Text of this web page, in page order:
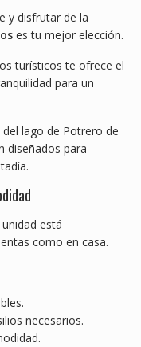
y disfrutar de la
es tu mejor elección.
turísticos te ofrece el
para un
lago de Potrero de
diseñados para
está
como en casa.
necesarios.